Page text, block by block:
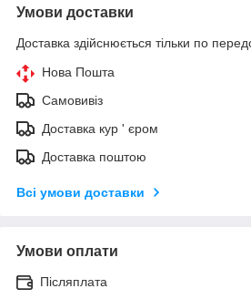
Умови доставки
Доставка здійснюється тільки по
Нова Пошта
Самовивіз
Доставка кур ' єром
Доставка поштою
Всі умови доставки
Умови оплати
Післяплата